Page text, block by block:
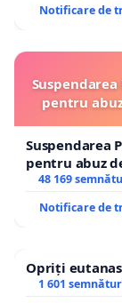
Notificare de
pentru
Suspendarea
pentru abuz
48 169
Notificare de
Opriți
1 601